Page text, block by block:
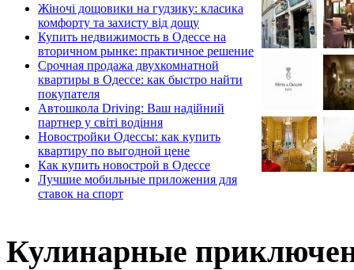
Жіночі дощовики на гудзику: класика
комфорту та захисту від дощу
Купить недвижимость в Одессе на
вторичном рынке: практичное решение
Срочная продажа двухкомнатной
квартиры в Одессе: как быстро найти
покупателя
Автошкола Driving: Ваш надійний
партнер у світі водіння
Новостройки Одессы: как купить
квартиру по выгодной цене
Как купить новострой в Одессе
Лучшие мобильные приложения для
ставок на спорт
Кулинарные